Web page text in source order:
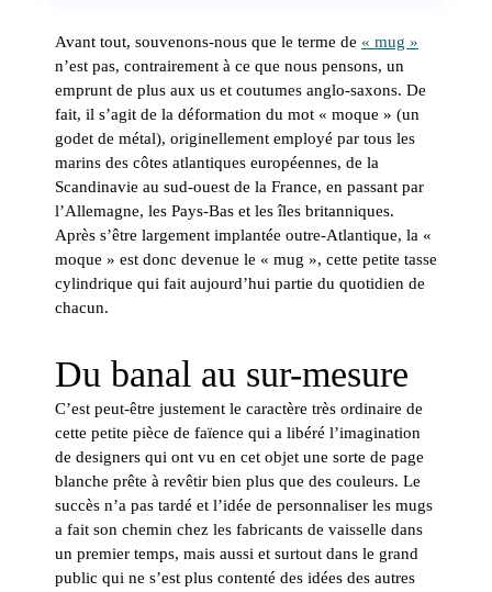
Avant tout, souvenons-nous que le terme de « mug »
n’est pas, contrairement à ce que nous pensons, un
emprunt de plus aux us et coutumes anglo-saxons. De
fait, il s’agit de la déformation du mot « moque » (un
godet de métal), originellement employé par tous les
marins des côtes atlantiques européennes, de la
Scandinavie au sud-ouest de la France, en passant par
l’Allemagne, les Pays-Bas et les îles britanniques.
Après s’être largement implantée outre-Atlantique, la «
moque » est donc devenue le « mug », cette petite tasse
cylindrique qui fait aujourd’hui partie du quotidien de
chacun.
Du banal au sur-mesure
C’est peut-être justement le caractère très ordinaire de
cette petite pièce de faïence qui a libéré l’imagination
de designers qui ont vu en cet objet une sorte de page
blanche prête à revêtir bien plus que des couleurs. Le
succès n’a pas tardé et l’idée de personnaliser les mugs
a fait son chemin chez les fabricants de vaisselle dans
un premier temps, mais aussi et surtout dans le grand
public qui ne s’est plus contenté des idées des autres